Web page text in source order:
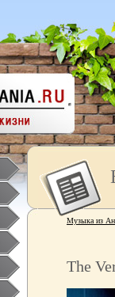
Музыка из
The